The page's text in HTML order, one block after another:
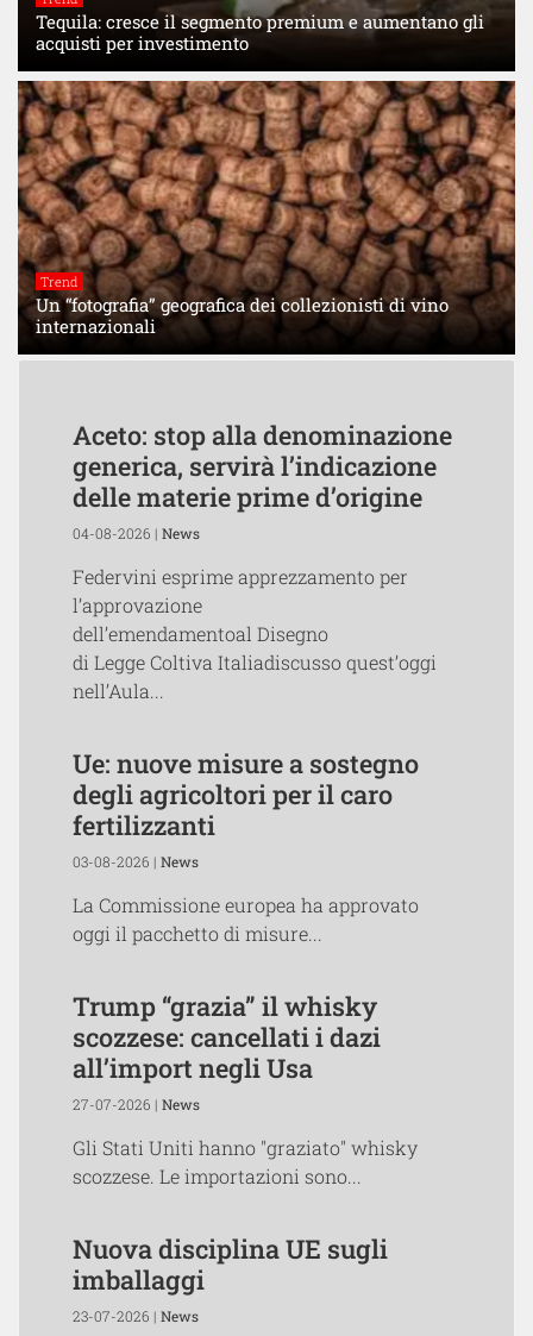
Tequila: cresce il segmento premium e aumentano gli
acquisti per investimento
Trend
Un “fotografia” geografica dei collezionisti di vino
internazionali
Aceto: stop alla denominazione
generica, servirà l’indicazione
delle materie prime d’origine
04-08-2026 | News
Federvini esprime apprezzamento per
l’approvazione
dell’emendamentoal Disegno
di Legge Coltiva Italiadiscusso quest’oggi
nell’Aula...
Ue: nuove misure a sostegno
degli agricoltori per il caro
fertilizzanti
03-08-2026 | News
La Commissione europea ha approvato
oggi il pacchetto di misure...
Trump “grazia” il whisky
scozzese: cancellati i dazi
all’import negli Usa
27-07-2026 | News
Gli Stati Uniti hanno "graziato" whisky
scozzese. Le importazioni sono...
Nuova disciplina UE sugli
imballaggi
23-07-2026 | News